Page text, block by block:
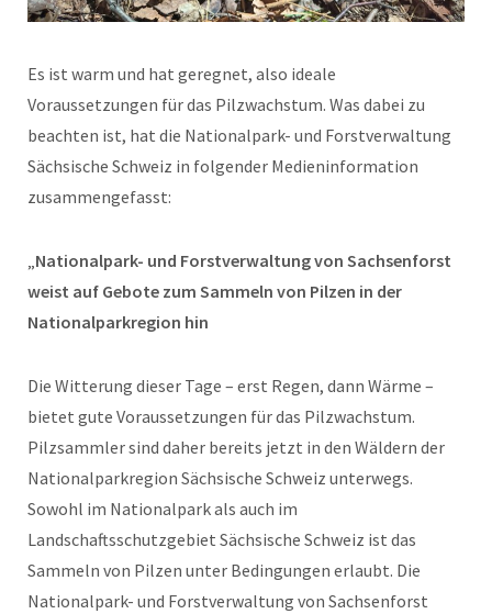
Es ist warm und hat geregnet, also ideale
Voraussetzungen für das Pilzwachstum. Was dabei zu
beachten ist, hat die Nationalpark- und Forstverwaltung
Sächsische Schweiz in folgender Medieninformation
zusammengefasst:
Nationalpark- und Forstverwaltung von Sachsenforst
weist auf Gebote zum Sammeln von Pilzen in der
Nationalparkregion hin
Die Witterung dieser Tage – erst Regen, dann Wärme –
bietet gute Voraussetzungen für das Pilzwachstum.
Pilzsammler sind daher bereits jetzt in den Wäldern der
Nationalparkregion Sächsische Schweiz unterwegs.
Sowohl im Nationalpark als auch im
Landschaftsschutzgebiet Sächsische Schweiz ist das
Sammeln von Pilzen unter Bedingungen erlaubt. Die
Nationalpark- und Forstverwaltung von Sachsenforst